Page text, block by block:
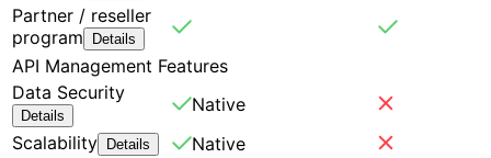
Partner / reseller
program
Details
API Management Features
Data Security
Details
Native
Scalability Details
Native